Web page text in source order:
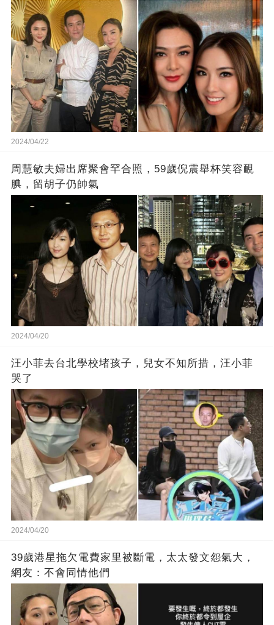
2024/04/22
周慧敏夫婦出席聚會罕合照，59歲倪震舉杯笑容靦
腆，留胡子仍帥氣
2024/04/20
汪小菲去台北學校堵孩子，兒女不知所措，汪小菲
哭了
2024/04/20
39歲港星拖欠電費家里被斷電，太太發文怨氣大，
網友：不會同情他們